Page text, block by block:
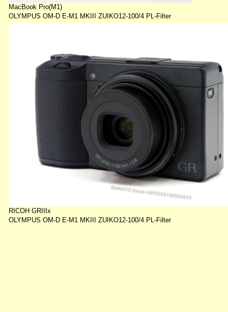
MacBook Pro(M1)
OLYMPUS OM-D E-M1 MKIII ZUIKO12-100/4 PL-Filter
RICOH GRIIIx
OLYMPUS OM-D E-M1 MKIII ZUIKO12-100/4 PL-Filter